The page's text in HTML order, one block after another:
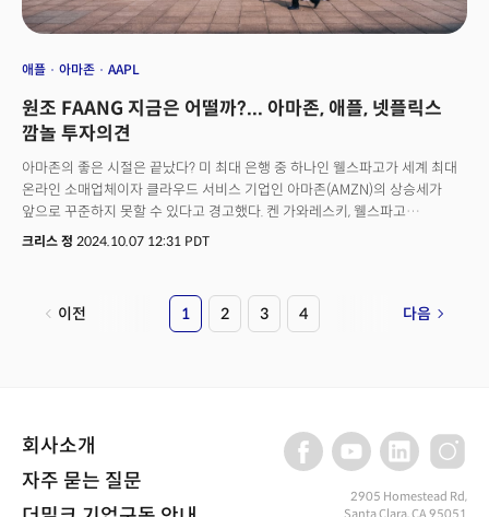
애플 아마존 AAPL
원조 FAANG 지금은 어떨까?... 아마존, 애플, 넷플릭스
깜놀 투자의견
아마존의 좋은 시절은 끝났다? 미 최대 은행 중 하나인 웰스파고가 세계 최대
온라인 소매업체이자 클라우드 서비스 기업인 아마존(AMZN)의 상승세가
앞으로 꾸준하지 못할 수 있다고 경고했다. 켄 가와레스키, 웰스파고
애널리스트는 아마존에 대한 투자의견을 이전의 '비중확대'에서
S&P500의 29% 상승률을 크게 앞서는 모습을 보였지만 앞으로 이러한
성장세가 지속되지 않을 수 있다고 주장했다. 그는 아마존에 대한 투자등급을
긍정적인 전환점에 도달하며 "시장의 기대가 과도했을 가능성이 있다."고
언급했다. 두 번째 리스크는 점점 치열해지는 월마트(WMT)와의 경쟁이다.
웰스파고는 한때 세계 최대 리테일러였던 월마트가 "아마존의 주요 경쟁자로
다시 부상하고 있다."고 평가하며 월마트의 저렴한 가격과 프라임 수준의 배송
크리스 정 2024.10.07 12:31 PDT
이전 1 2 3 4 다음
회사소개
자주 묻는 질문
2905 Homestead Rd,
Santa Clara, CA 95051